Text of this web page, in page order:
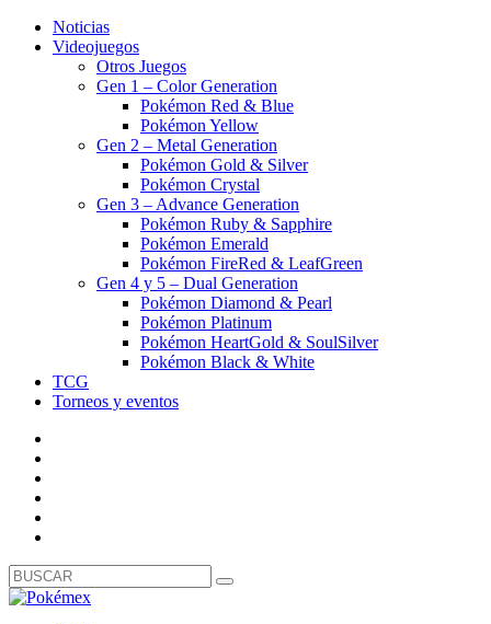
Noticias
Videojuegos
Otros Juegos
Gen 1 – Color Generation
Pokémon Red & Blue
Pokémon Yellow
Gen 2 – Metal Generation
Pokémon Gold & Silver
Pokémon Crystal
Gen 3 – Advance Generation
Pokémon Ruby & Sapphire
Pokémon Emerald
Pokémon FireRed & LeafGreen
Gen 4 y 5 – Dual Generation
Pokémon Diamond & Pearl
Pokémon Platinum
Pokémon HeartGold & SoulSilver
Pokémon Black & White
TCG
Torneos y eventos